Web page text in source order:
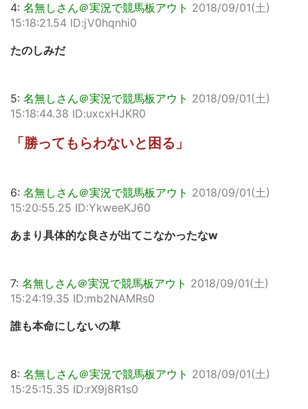
4: 名無しさん＠実況で競馬板アウト 2018/09/01(土)
15:18:21.54 ID:jV0hqnhi0
たのしみだ
5: 名無しさん＠実況で競馬板アウト 2018/09/01(土)
15:18:44.38 ID:uxcxHJKR0
「勝ってもらわないと困る」
6: 名無しさん＠実況で競馬板アウト 2018/09/01(土)
15:20:55.25 ID:YkweeKJ60
あまり具体的な良さが出てこなかったなw
7: 名無しさん＠実況で競馬板アウト 2018/09/01(土)
15:24:19.35 ID:mb2NAMRs0
誰も本命にしないの草
8: 名無しさん＠実況で競馬板アウト 2018/09/01(土)
15:25:15.35 ID:rX9j8R1s0